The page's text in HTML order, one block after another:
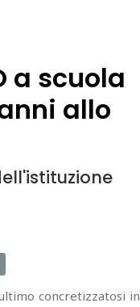
a scuola
allo
concretizzatosi in